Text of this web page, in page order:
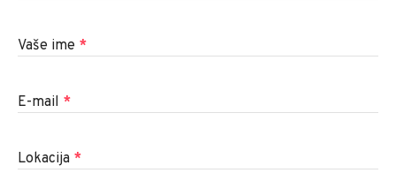
Vaše ime *
E-mail *
Lokacija *